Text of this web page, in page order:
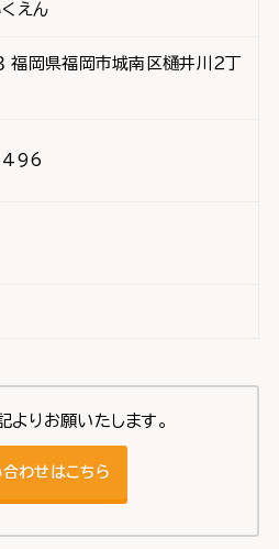
えん
３ 福岡県福岡市城南区樋井川２丁
りお願いたします。
わせはこちら